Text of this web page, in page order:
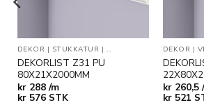
DEKOR | STUKKATUR | VEGG- OG DEKORLISTER
DEKORLIST Z31 PU
80X21X2000MM
kr288 /m
kr576 STK
DEKOR |
kr260,5
kr521
|VEGG- OG DEKORLISTER